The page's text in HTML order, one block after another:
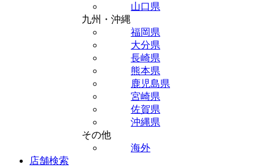
山口県
九州・沖縄
福岡県
大分県
長崎県
熊本県
鹿児島県
宮崎県
佐賀県
沖縄県
その他
海外
店舗検索